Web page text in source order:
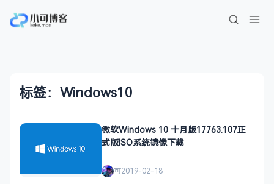
标签：Windows10
微软Windows 10 十月版17763.107正
式版ISO系统镜像下载
可2019-02-18